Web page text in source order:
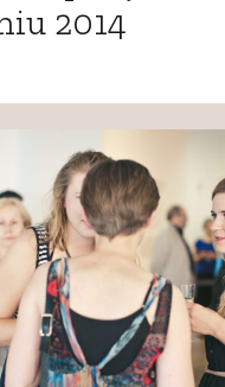
2014